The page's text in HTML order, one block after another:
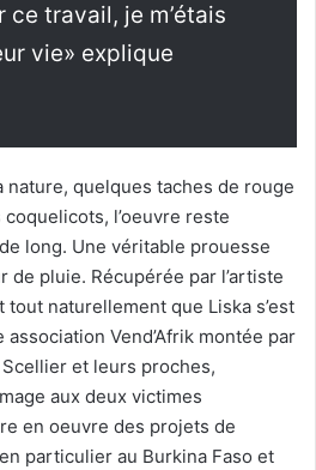
ce travail, je m’étais
vie» explique
nature, quelques taches de rouge
l’oeuvre reste
long. Une véritable prouesse
pluie. Récupérée par l’artiste
tout naturellement que Liska s’est
Vend’Afrik montée par
et leurs proches,
aux deux victimes
en oeuvre des projets de
particulier au Burkina Faso et